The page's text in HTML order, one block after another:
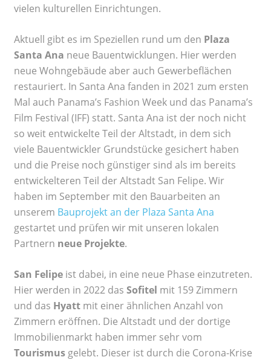
vielen kulturellen Einrichtungen.
Aktuell gibt es im Speziellen rund um den Plaza
Santa Ana neue Bauentwicklungen. Hier werden
neue Wohngebäude aber auch Gewerbeflächen
restauriert. In Santa Ana fanden in 2021 zum ersten
Mal auch Panama’s Fashion Week und das Panama’s
Film Festival (IFF) statt. Santa Ana ist der noch nicht
so weit entwickelte Teil der Altstadt, in dem sich
viele Bauentwickler Grundstücke gesichert haben
und die Preise noch günstiger sind als im bereits
entwickelteren Teil der Altstadt San Felipe. Wir
haben im September mit den Bauarbeiten an
unserem Bauprojekt an der Plaza Santa Ana
gestartet und prüfen wir mit unseren lokalen
Partnern neue Projekte.
San Felipe ist dabei, in eine neue Phase einzutreten.
Hier werden in 2022 das Sofitel mit 159 Zimmern
und das Hyatt mit einer ähnlichen Anzahl von
Zimmern eröffnen. Die Altstadt und der dortige
Immobilienmarkt haben immer sehr vom
Tourismus gelebt. Dieser ist durch die Corona-Krise